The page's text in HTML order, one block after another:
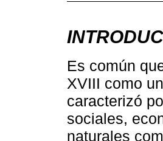
Es común
XVIII como
caracterizó
sociales,
naturales